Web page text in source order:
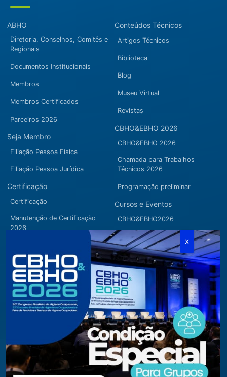
ABHO
Diretoria, Conselhos, Comitês e
Regionais
Documentos Institucionais
Membros
Membros Certificados
Parceiros 2026
Seja Membro
Filiação Pessoa Física
Filiação Pessoa Jurídica
Certificação
Certificação
Manutenção de Certificação
2026
Conteúdos Técnicos
Artigos Técnicos
Biblioteca
Blog
Museu Virtual
Revistas
CBHO&EBHO 2026
CBHO&EBHO 2026
Chamada para Trabalhos
Técnicos 2026
Programação preliminar
Cursos e Eventos
CBHO&EBHO2026
Cursos Modulares
Eventos Apoiados
Eventos Regionais
Loja
Fone/Fax: